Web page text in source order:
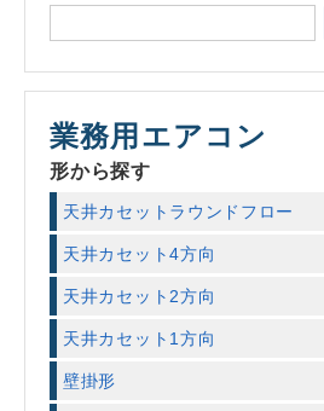
業務用エアコン
形から探す
天井カセットラウンドフロー
天井カセット4方向
天井カセット2方向
天井カセット1方向
壁掛形